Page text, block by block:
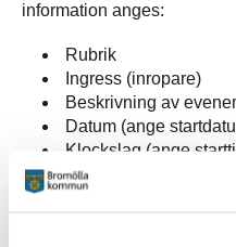
information anges:
Rubrik
Ingress (inropare)
Beskrivning av
Datum (ange
Klockslag (ange
Plats
Arrangör (namn,